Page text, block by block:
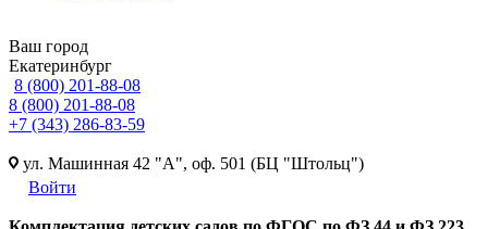
Ваш город
Екатеринбург
8 (800) 201-88-08
8 (800) 201-88-08
+7 (343) 286-83-59
ул. Машинная 42 "А", оф. 501 (БЦ "Штольц")
Войти